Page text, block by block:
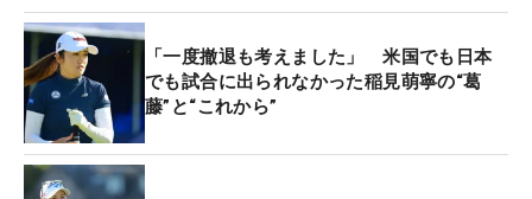
「一度撤退も考えました」 米国でも日本
でも試合に出られなかった稲見萌寧の“葛
藤”と“これから”